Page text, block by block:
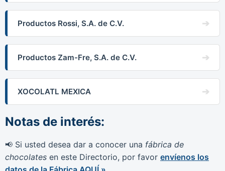
Productos Rossi, S.A. de C.V.
Productos Zam-Fre, S.A. de C.V.
XOCOLATL MEXICA
Notas de interés:
📢 Si usted desea dar a conocer una fábrica de
chocolates en este Directorio, por favor envíenos los